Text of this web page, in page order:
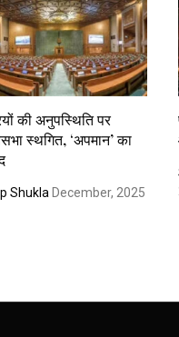
की अनुपस्थिति पर
स्थगित, ‘अपमान’ का
Shukla December, 2025